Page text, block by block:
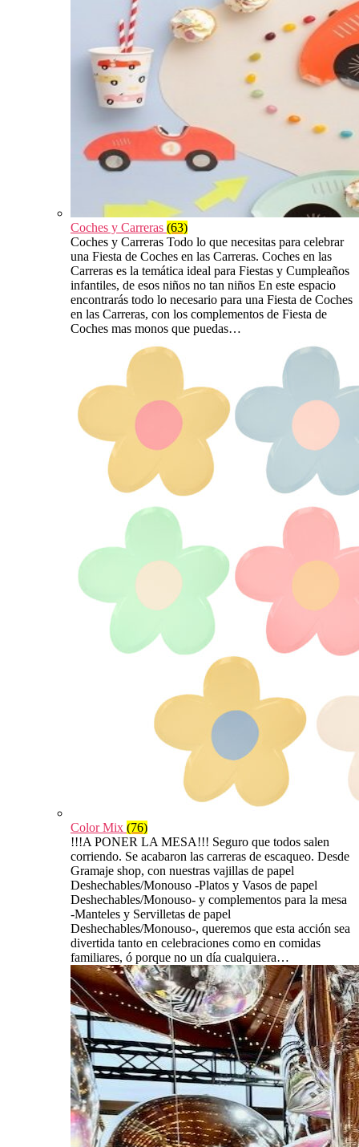
Coches y Carreras (63)
Coches y Carreras Todo lo que necesitas para celebrar
una Fiesta de Coches en las Carreras. Coches en las
Carreras es la temática ideal para Fiestas y Cumpleaños
infantiles, de esos niños no tan niños En este espacio
encontrarás todo lo necesario para una Fiesta de Coches
en las Carreras, con los complementos de Fiesta de
Coches mas monos que puedas…
Color Mix (76)
!!!A PONER LA MESA!!! Seguro que todos salen
corriendo. Se acabaron las carreras de escaqueo. Desde
Gramaje shop, con nuestras vajillas de papel
Deshechables/Monouso -Platos y Vasos de papel
Deshechables/Monouso- y complementos para la mesa
-Manteles y Servilletas de papel
Deshechables/Monouso-, queremos que esta acción sea
divertida tanto en celebraciones como en comidas
familiares, ó porque no un día cualquiera…